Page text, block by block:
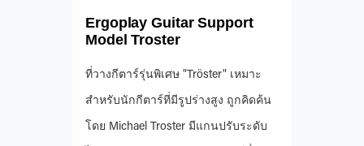
Ergoplay Guitar Support
Model Troster
ที่วางกีตาร์รุ่นพิเศษ "Tröster" เหมาะ
สำหรับนักกีตาร์ที่มีรูปร่างสูง ถูกคิดค้น
โดย Michael Troster มีแกนปรับระดับ